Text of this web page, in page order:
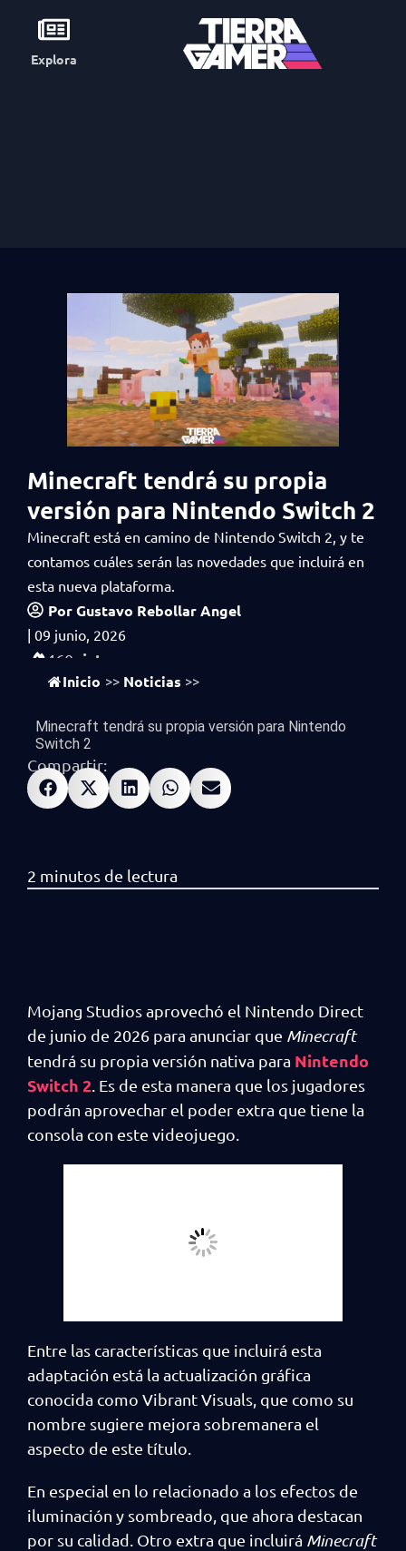
Explora
Minecraft tendrá su propia
versión para Nintendo Switch 2
Minecraft está en camino de Nintendo Switch 2, y te
contamos cuáles serán las novedades que incluirá en
esta nueva plataforma.
PorGustavo Rebollar Angel
| 09 junio, 2026
460 vistas
Inicio >> Noticias >>
Minecraft tendrá su propia versión para Nintendo
Switch 2
Compartir:
Mojang Studios aprovechó el Nintendo Direct
de junio de 2026 para anunciar que Minecraft
tendrá su propia versión nativa para Nintendo
Switch 2 . Es de esta manera que los jugadores
podrán aprovechar el poder extra que tiene la
consola con este videojuego.
Entre las características que incluirá esta
adaptación está la actualización gráfica
conocida como Vibrant Visuals, que como su
nombre sugiere mejora sobremanera el
aspecto de este título.
En especial en lo relacionado a los efectos de
iluminación y sombreado, que ahora destacan
por su calidad. Otro extra que incluirá Minecraft